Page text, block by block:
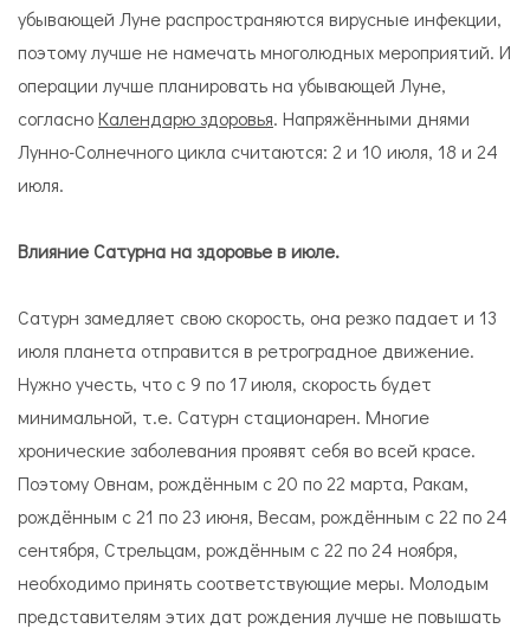
убывающей Луне распространяются вирусные инфекции,
поэтому лучше не намечать многолюдных мероприятий. И
операции лучше планировать на убывающей Луне,
согласноКалендарю здоровья. Напряжёнными днями
Лунно-Солнечного цикла считаются: 2 и 10 июля, 18 и 24
июля.
Влияние Сатурна на здоровье в июле.
Сатурн замедляет свою скорость, она резко падает и 13
июля планета отправится в ретроградное движение.
Нужно учесть, что с 9 по 17 июля, скорость будет
минимальной, т.е. Сатурн стационарен. Многие
хронические заболевания проявят себя во всей красе.
Поэтому Овнам, рождённым с 20 по 22 марта, Ракам,
рождённым с 21 по 23 июня, Весам, рождённым с 22 по 24
сентября, Стрельцам, рождённым с 22 по 24 ноября,
необходимо принять соответствующие меры. Молодым
представителям этих дат рождения лучше не повышать